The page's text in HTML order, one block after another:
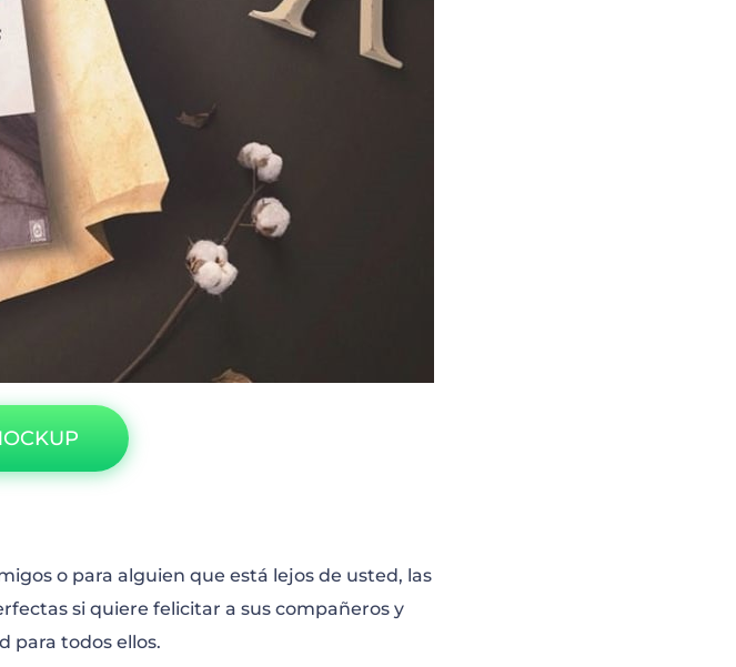
o para alguien que está lejos de usted, las
si quiere felicitar a sus compañeros y
para todos ellos.